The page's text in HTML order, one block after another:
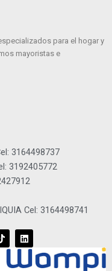
para el hogar y
mayoristas e
3164498737
3192405772
Cel: 3164498741
T
i
k
L
i
n